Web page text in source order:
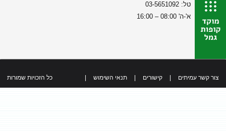
טל: 03-5651092
א'-ה' 08:00 – 16:00
צור קשר עמיתים קישורים תנאי השימוש כל הזכויות שמורות